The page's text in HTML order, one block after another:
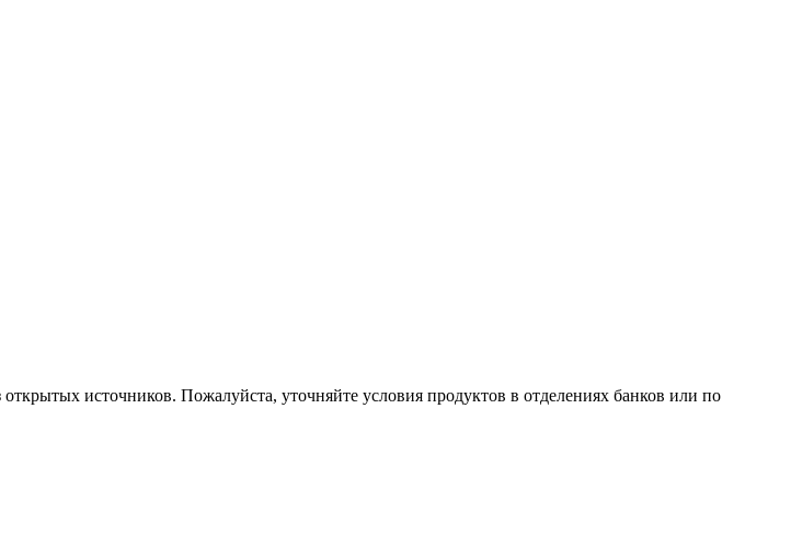
источников. Пожалуйста, уточняйте условия продуктов в отделениях банков или по